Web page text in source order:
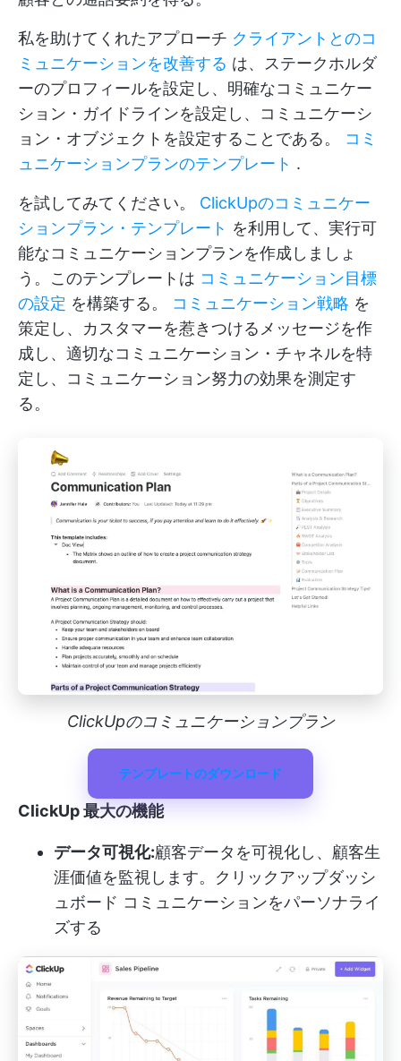
私を助けてくれたアプローチ クライアントとのコ
ミュニケーションを改善する は、ステークホルダ
ーのプロフィールを設定し、明確なコミュニケー
ション・ガイドラインを設定し、コミュニケーシ
ョン・オブジェクトを設定することである。 コミ
ュニケーションプランのテンプレート .
を試してみてください。 ClickUpのコミュニケー
ションプラン・テンプレート を利用して、実行可
能なコミュニケーションプランを作成しましょ
う。このテンプレートは コミュニケーション目標
の設定 を構築する。 コミュニケーション戦略 を
策定し、カスタマーを惹きつけるメッセージを作
成し、適切なコミュニケーション・チャネルを特
定し、コミュニケーション努力の効果を測定す
る。
ClickUpのコミュニケーションプラン
テンプレートのダウンロード
ClickUp 最大の機能
データ可視化:顧客データを可視化し、顧客生
涯価値を監視します。 クリックアップダッシ
ュボード コミュニケーションをパーソナライ
ズする